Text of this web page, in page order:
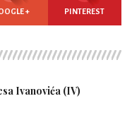
+ PINTEREST
Ivanovića (IV)